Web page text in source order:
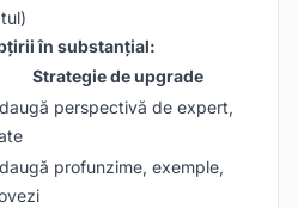
în substanțial:
Strategie de upgrade
perspectivă de expert,
profunzime, exemple,